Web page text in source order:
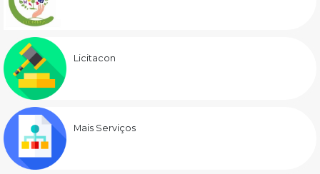
Licitacon
Mais Serviços